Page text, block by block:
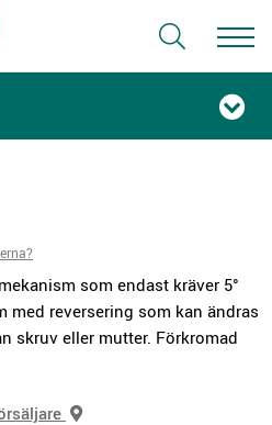
som endast kräver 5°
med reversering som kan ändras
skruv eller mutter. Förkromad